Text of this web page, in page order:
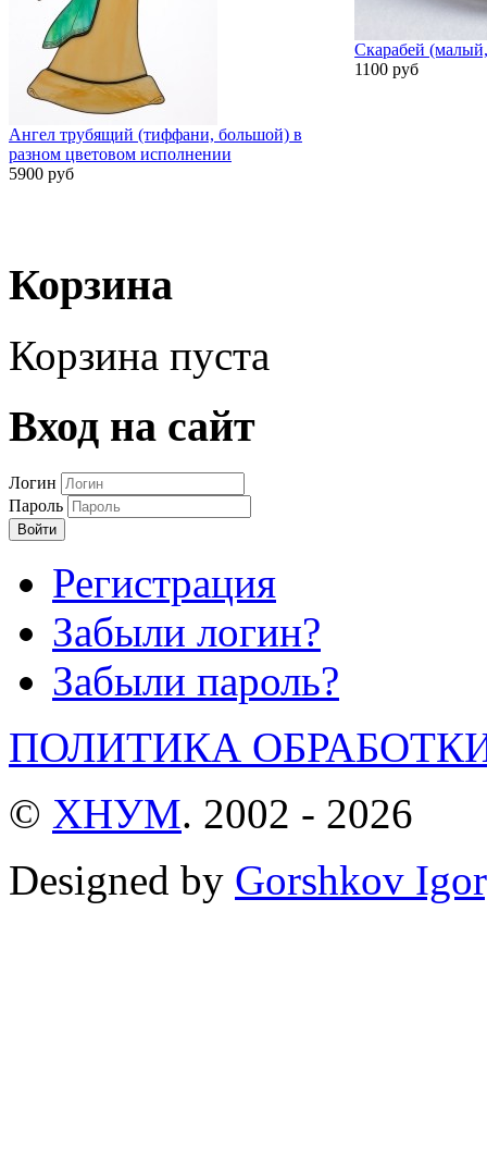
Ангел трубящий (тиффани, большой) в
разном цветовом исполнении
5900 руб
Скарабей
1100 руб
Корзина
Корзина пуста
Вход на сайт
Логин
Пароль
Войти
Регистрация
Забыли логин?
Забыли пароль?
ПОЛИТИКА
© ХНУМ. 2002 - 2026
Designed by Gorshkov Igor